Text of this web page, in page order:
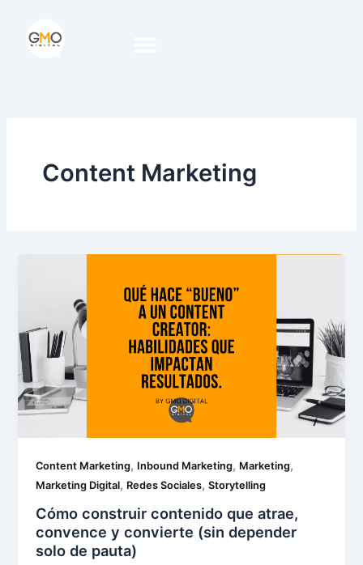
contenido
Content Marketing
Content Marketing, Inbound Marketing, Marketing,
Marketing Digital, Redes Sociales,Storytelling
Cómo construir contenido que atrae,
convence y convierte (sin depender
solo de pauta)